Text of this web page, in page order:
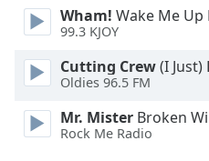
Reset
Close
Modal
Wham! Wake Me Up
99.3 KJOY
Cutting Crew(I
Oldies 96.5 FM
Mr. Mister Broken
Rock Me Radio